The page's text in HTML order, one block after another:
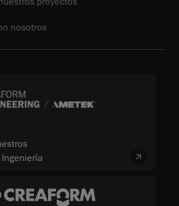
nosotros